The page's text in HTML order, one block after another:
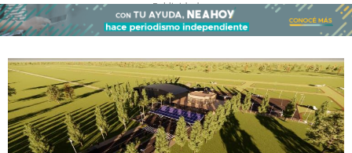
- Publicidad -
Aeródromo en el corazón del Iberá: la propuesta de tres noveles
ingenieros de la UNNE
Junio 1, 2024